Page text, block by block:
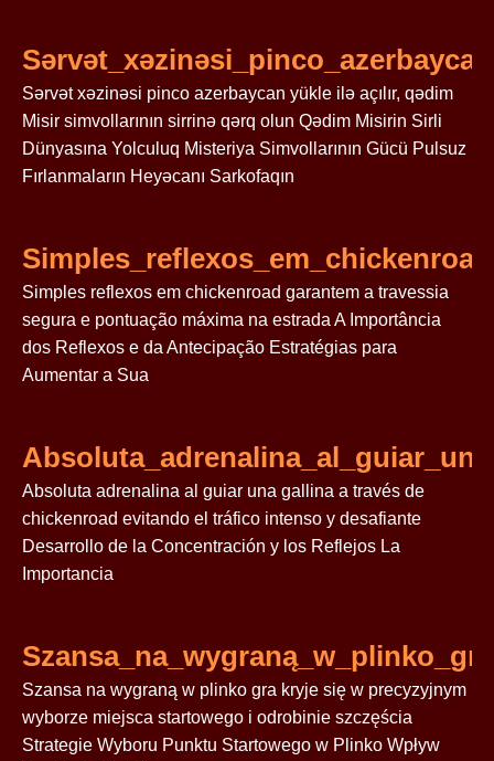
Sərvət xəzinəsi pinco azerbaycan yükle ilə açılır, qədim
Misir simvollarının sirrinə qərq olun Qədim Misirin Sirli
Dünyasına Yolculuq Misteriya Simvollarının Gücü Pulsuz
Fırlanmaların Heyəcanı Sarkofaqın
Simples reflexos em chickenroad garantem a travessia
segura e pontuação máxima na estrada A Importância
dos Reflexos e da Antecipação Estratégias para
Aumentar a Sua
Absoluta adrenalina al guiar una gallina a través de
chickenroad evitando el tráfico intenso y desafiante
Desarrollo de la Concentración y los Reflejos La
Importancia
Szansa na wygraną w plinko gra kryje się w precyzyjnym
wyborze miejsca startowego i odrobinie szczęścia
Strategie Wyboru Punktu Startowego w Plinko Wpływ